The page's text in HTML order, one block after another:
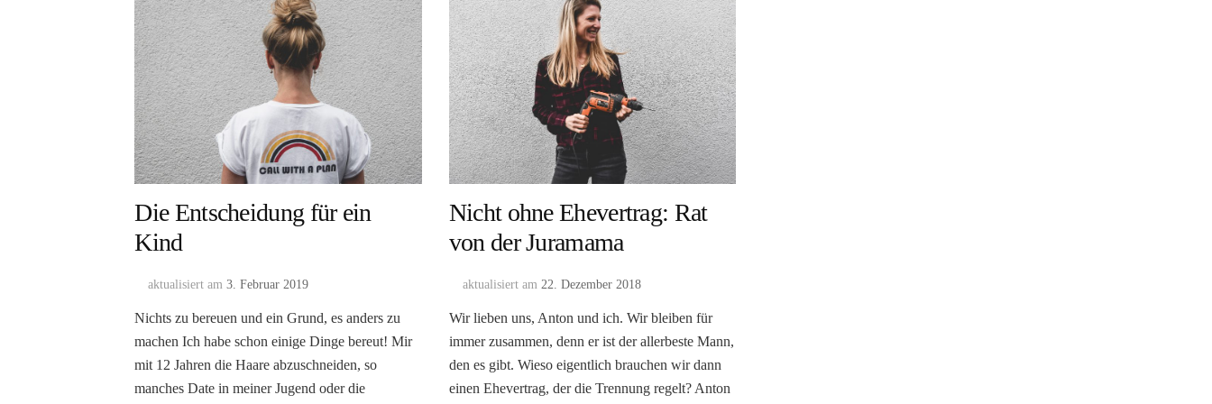
Die Entscheidung für ein
Kind
aktualisiert am3. Februar 2019
Nichts zu bereuen und ein Grund, es anders zu
machen Ich habe schon einige Dinge bereut! Mir
mit 12 Jahren die Haare abzuschneiden, so
manches Date in meiner Jugend oder die
Nicht ohne Ehevertrag: Rat
von der Juramama
aktualisiert am 22. Dezember 2018
Wir lieben uns, Anton und ich. Wir bleiben für
immer zusammen, denn er ist der allerbeste Mann,
den es gibt. Wieso eigentlich brauchen wir dann
einen Ehevertrag, der die Trennung regelt? Anton